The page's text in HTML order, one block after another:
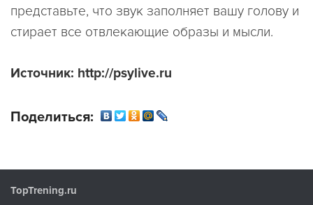
представьте, что звук заполняет вашу голову и
стирает все отвлекающие образы и мысли.
Источник: http://psylive.ru
Поделиться:
TopTrening.ru